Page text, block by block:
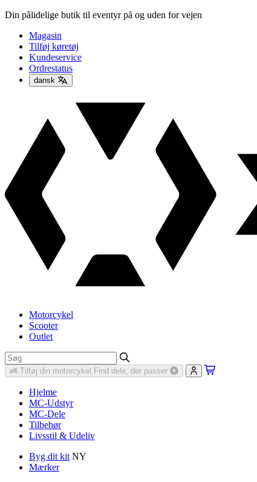
Din pålidelige butik til eventyr på og uden for vejen
Magasin
Tilføj køretøj
Kundeservice
Ordrestatus
dansk
Motorcykel
Scooter
Outlet
Tilføj din motorcykel Find dele, der passer
Hjelme
MC-Udstyr
MC-Dele
Tilbehør
Livsstil & Udeliv
Byg dit kit NY
Mærker